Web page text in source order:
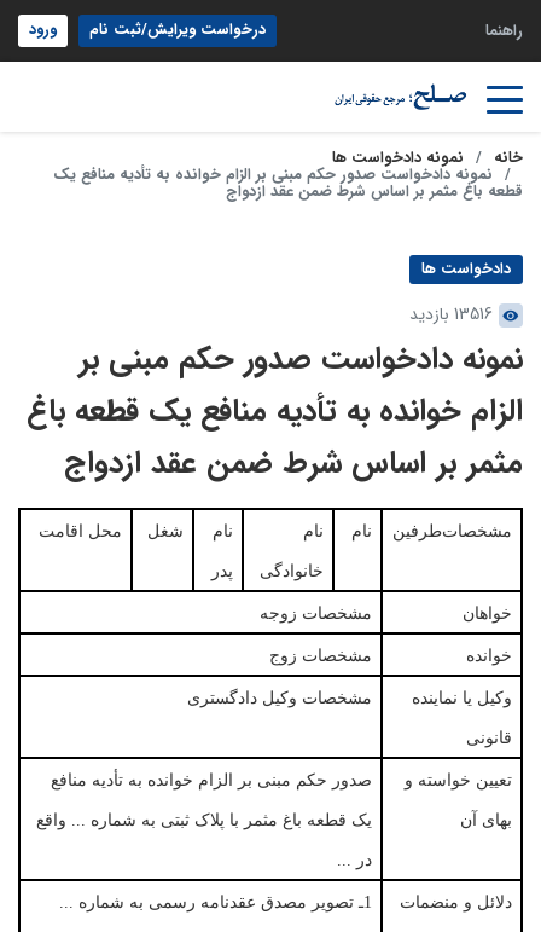
راهنما درخواست ویرایش/ثبت نام ورود
خانه نمونه دادخواست ها
نمونه دادخواست صدور حکم مبنی بر الزام خوانده به تأدیه منافع یک
قطعه باغ مثمر بر اساس شرط ضمن عقد ازدواج
دادخواست ها
13516 بازدید
نمونه دادخواست صدور حکم مبنی بر
الزام خوانده به تأدیه منافع یک قطعه باغ
مثمر بر اساس شرط ضمن عقد ازدواج
مشخصات‌طرفین نام نام
خانوادگی
نام
پدر
شغل محل اقامت
خواهان مشخصات زوجه
خوانده مشخصات زوج
وکیل یا نماینده
قانونی
مشخصات وکیل دادگستری
تعیین خواسته و
بهای آن
صدور حکم مبنی بر الزام خوانده به تأدیه منافع
یک قطعه باغ مثمر با پلاک ثبتی به شماره ... واقع
در ...
دلائل و منضمات 1ـ تصویر مصدق عقدنامه رسمی به شماره ...